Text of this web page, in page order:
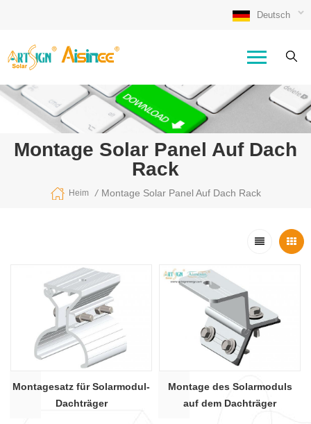
Deutsch
Montage Solar Panel Auf Dach
Rack
Heim / Montage Solar Panel Auf Dach Rack
Montagesatz für Solarmodul-
Dachträger
Montage des Solarmoduls
auf dem Dachträger